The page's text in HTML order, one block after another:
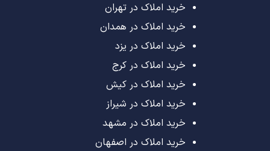
خرید املاک در تهران
خرید املاک در همدان
خرید املاک در یزد
خرید املاک در کرج
خرید املاک در کیش
خرید املاک در شیراز
خرید املاک در مشهد
خرید املاک در اصفهان